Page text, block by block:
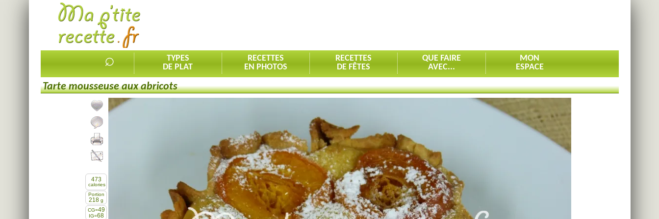
⌕
TYPES
DE PLAT
RECETTES
EN PHOTOS
RECETTES
DE FÊTES
QUE FAIRE
AVEC...
MON
ESPACE
Tarte mousseuse aux abricots
Ajouter la recette à mes favorites
473
calories
Portion
218 g
CG=49
IG=68